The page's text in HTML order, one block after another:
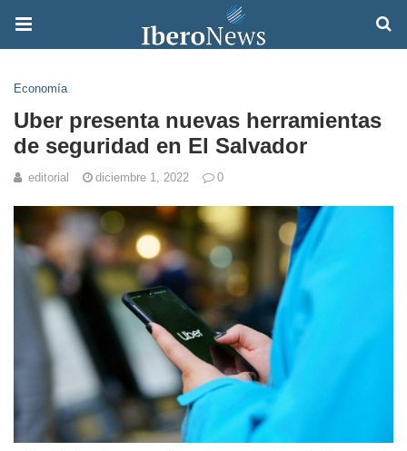
Economía
Uber presenta nuevas herramientas
de seguridad en El Salvador
editorial diciembre 1, 2022 0